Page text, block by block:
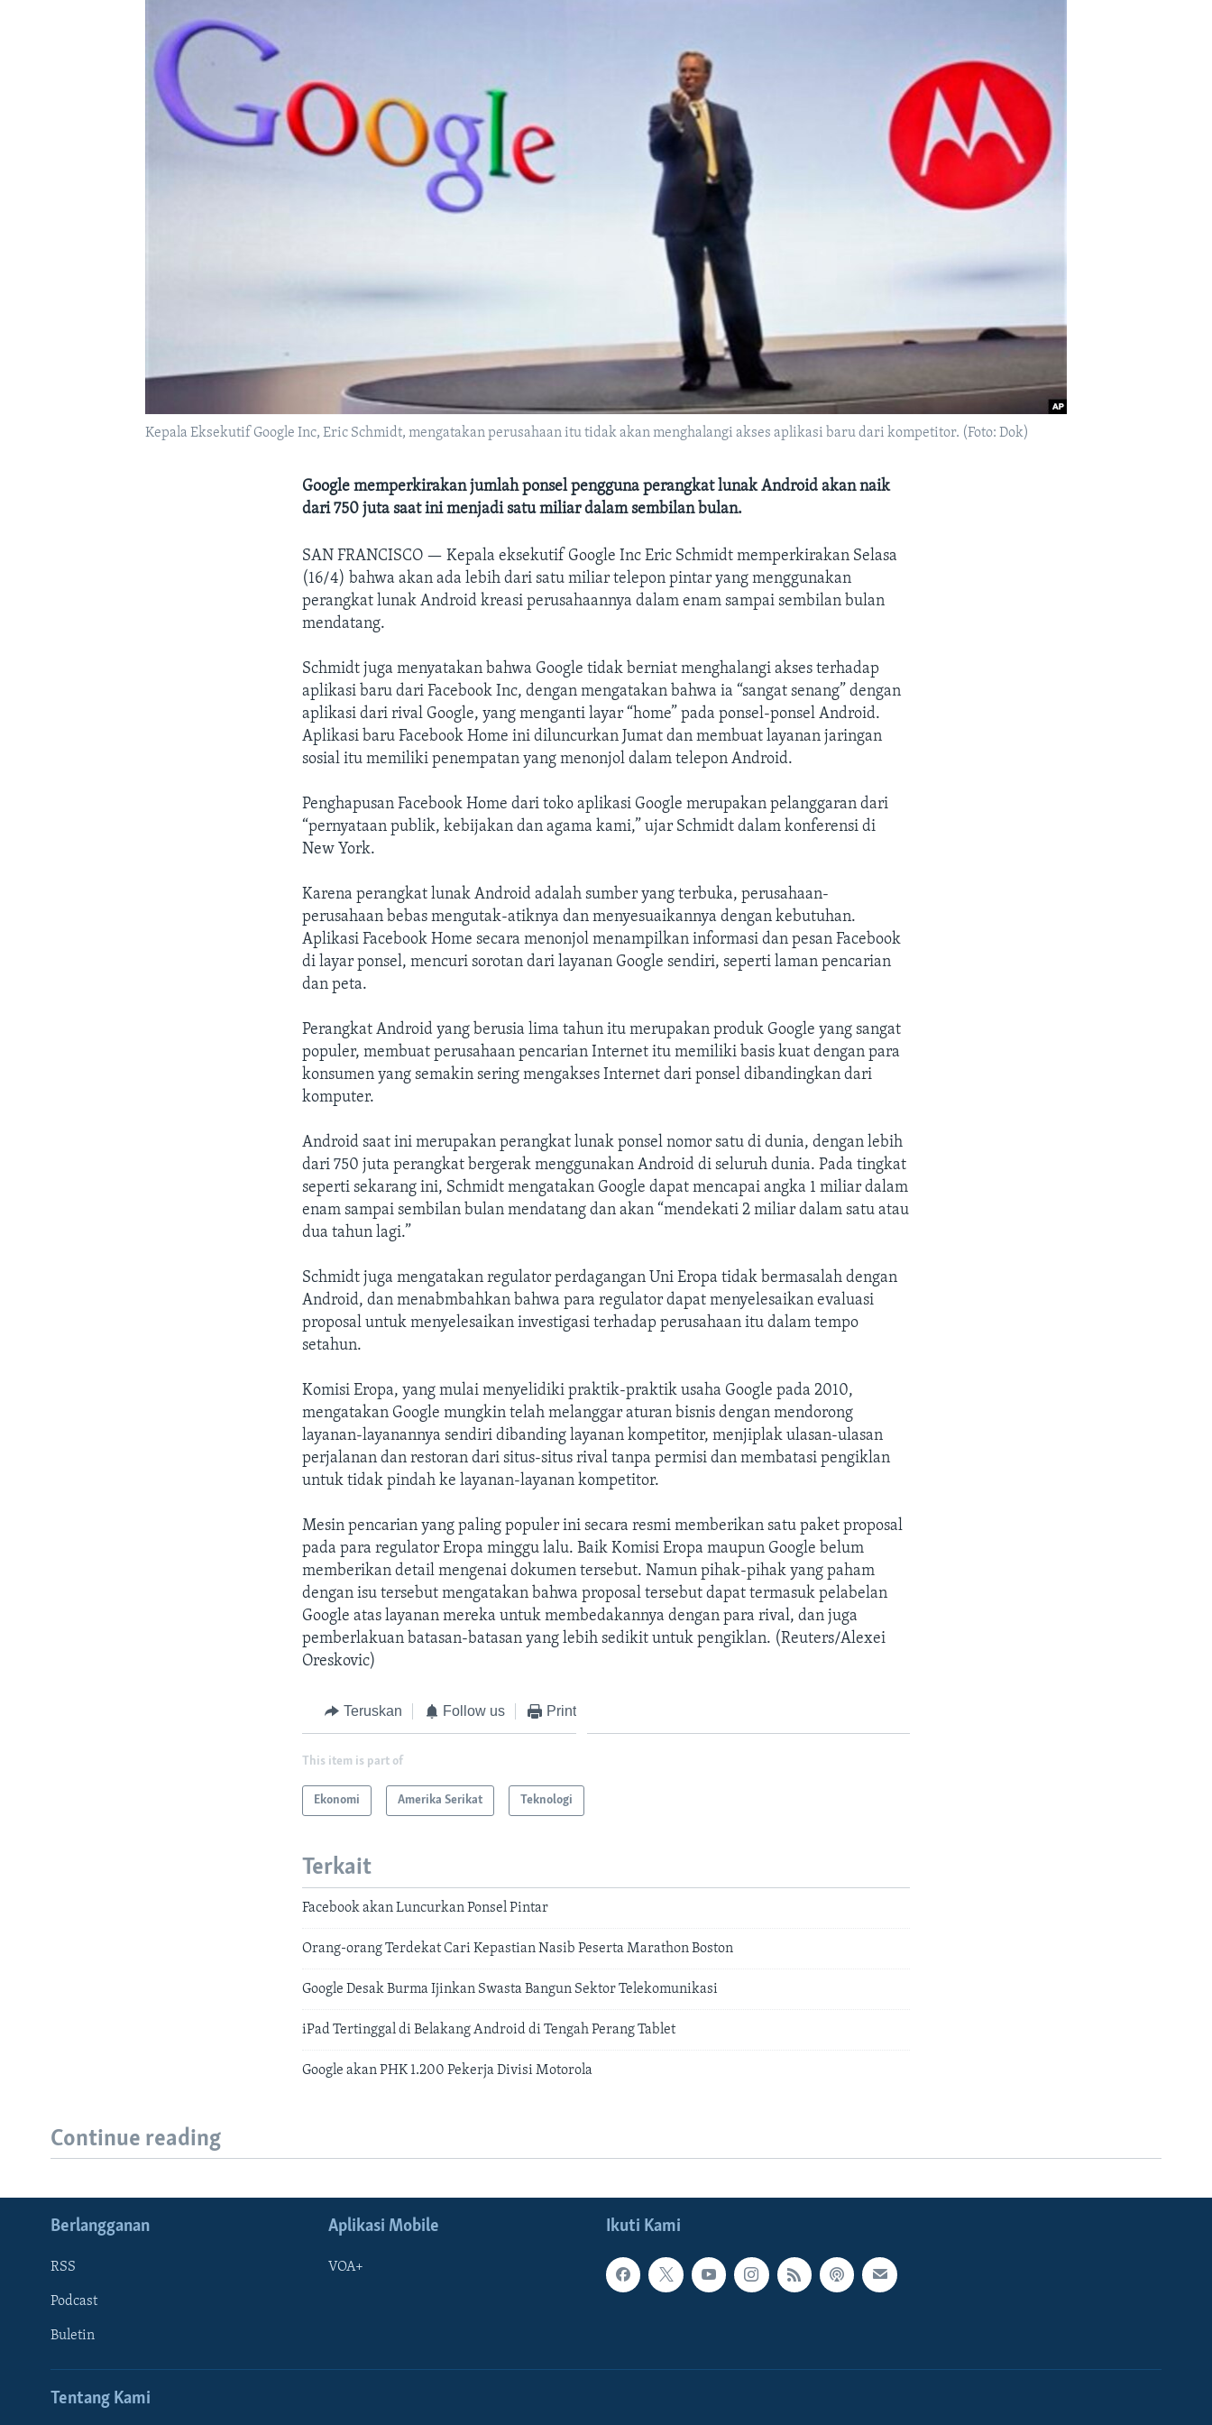
Kepala Eksekutif Google Inc, Eric Schmidt, mengatakan perusahaan itu tidak akan menghalangi akses aplikasi baru dari kompetitor. (Foto: Dok)
Google memperkirakan jumlah ponsel pengguna perangkat lunak Android akan naik
dari 750 juta saat ini menjadi satu miliar dalam sembilan bulan.
SAN FRANCISCO —Kepala eksekutif Google Inc Eric Schmidt memperkirakan Selasa
(16/4) bahwa akan ada lebih dari satu miliar telepon pintar yang menggunakan
perangkat lunak Android kreasi perusahaannya dalam enam sampai sembilan bulan
mendatang.
Schmidt juga menyatakan bahwa Google tidak berniat menghalangi akses terhadap
aplikasi baru dari Facebook Inc, dengan mengatakan bahwa ia “sangat senang” dengan
aplikasi dari rival Google, yang menganti layar “home” pada ponsel-ponsel Android.
Aplikasi baru Facebook Home ini diluncurkan Jumat dan membuat layanan jaringan
sosial itu memiliki penempatan yang menonjol dalam telepon Android.
Penghapusan Facebook Home dari toko aplikasi Google merupakan pelanggaran dari
“pernyataan publik, kebijakan dan agama kami,” ujar Schmidt dalam konferensi di
New York.
Karena perangkat lunak Android adalah sumber yang terbuka, perusahaan-
perusahaan bebas mengutak-atiknya dan menyesuaikannya dengan kebutuhan.
Aplikasi Facebook Home secara menonjol menampilkan informasi dan pesan Facebook
di layar ponsel, mencuri sorotan dari layanan Google sendiri, seperti laman pencarian
dan peta.
Perangkat Android yang berusia lima tahun itu merupakan produk Google yang sangat
populer, membuat perusahaan pencarian Internet itu memiliki basis kuat dengan para
konsumen yang semakin sering mengakses Internet dari ponsel dibandingkan dari
komputer.
Android saat ini merupakan perangkat lunak ponsel nomor satu di dunia, dengan lebih
dari 750 juta perangkat bergerak menggunakan Android di seluruh dunia. Pada tingkat
seperti sekarang ini, Schmidt mengatakan Google dapat mencapai angka 1 miliar dalam
enam sampai sembilan bulan mendatang dan akan “mendekati 2 miliar dalam satu atau
dua tahun lagi.”
Schmidt juga mengatakan regulator perdagangan Uni Eropa tidak bermasalah dengan
Android, dan menabmbahkan bahwa para regulator dapat menyelesaikan evaluasi
proposal untuk menyelesaikan investigasi terhadap perusahaan itu dalam tempo
setahun.
Komisi Eropa, yang mulai menyelidiki praktik-praktik usaha Google pada 2010,
mengatakan Google mungkin telah melanggar aturan bisnis dengan mendorong
layanan-layanannya sendiri dibanding layanan kompetitor, menjiplak ulasan-ulasan
perjalanan dan restoran dari situs-situs rival tanpa permisi dan membatasi pengiklan
untuk tidak pindah ke layanan-layanan kompetitor.
Mesin pencarian yang paling populer ini secara resmi memberikan satu paket proposal
pada para regulator Eropa minggu lalu. Baik Komisi Eropa maupun Google belum
memberikan detail mengenai dokumen tersebut. Namun pihak-pihak yang paham
dengan isu tersebut mengatakan bahwa proposal tersebut dapat termasuk pelabelan
Google atas layanan mereka untuk membedakannya dengan para rival, dan juga
pemberlakuan batasan-batasan yang lebih sedikit untuk pengiklan. (Reuters/Alexei
Oreskovic)
Teruskan Follow us Print
This item is part of
Ekonomi Amerika Serikat Teknologi
Terkait
Facebook akan Luncurkan Ponsel Pintar
Orang-orang Terdekat Cari Kepastian Nasib Peserta Marathon Boston
Google Desak Burma Ijinkan Swasta Bangun Sektor Telekomunikasi
iPad Tertinggal di Belakang Android di Tengah Perang Tablet
Google akan PHK 1.200 Pekerja Divisi Motorola
Continue reading
Ikuti Kami
Berlangganan
RSS
Podcast
Buletin
Aplikasi Mobile
VOA+
Tentang Kami